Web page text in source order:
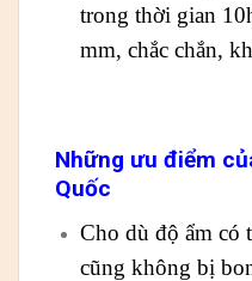
trong thời gian
mm, chắc chắn,
Những ưu điểm
Quốc
Cho dù độ ẩm có
cũng không bị